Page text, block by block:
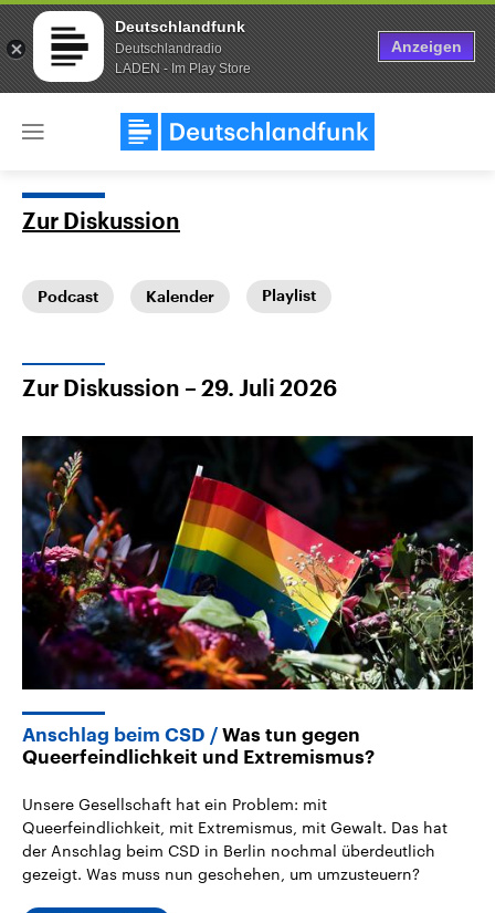
Deutschlandfunk
Deutschlandradio
LADEN - Im Play Store
Anzeigen
Close
Landtagswahl Sachsen-Anhalt
2026
Alle Informationen
Sachsen-Anhalt wählt am 6.
September 2026 einen neuen
Landtag. Seit 2021 wird das
Bundesland von einer Koalition aus
CDU, SPD und FDP regiert.-
Umfragen, Prognosen,
Wahlprogramme, aktuelle Berichte
und Hintergründe zu den Parteien
und Kandidaten der anstehenden
Wahl.
Aktuelle Beiträge,
Hintergründe
Wirtschaftlich und
gehören die Vereinigten
den mächtigsten Ländern
mit großem Einfluss auf
aktuelle Weltgeschehen.
Sendungen Programm Podcasts
Audio-Archiv
Zur Diskussion
Podcast Kalender Playlist
Zur Diskussion – 29. Juli 2026
Anschlag beim CSD
Was tun gegen
Queerfeindlichkeit und Extremismus?
Unsere Gesellschaft hat ein Problem: mit
Queerfeindlichkeit, mit Extremismus, mit Gewalt. Das hat
der Anschlag beim CSD in Berlin nochmal überdeutlich
gezeigt. Was muss nun geschehen, um umzusteuern?